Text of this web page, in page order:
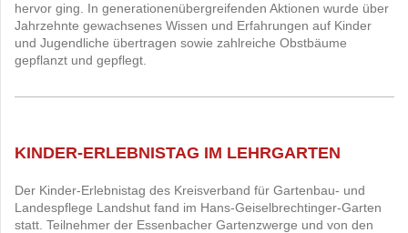
hervor ging. In generationenübergreifenden Aktionen wurde über
Jahrzehnte gewachsenes Wissen und Erfahrungen auf Kinder
und Jugendliche übertragen sowie zahlreiche Obstbäume
gepflanzt und gepflegt.
KINDER-ERLEBNISTAG IM LEHRGARTEN
Der Kinder-Erlebnistag des Kreisverband für Gartenbau- und
Landespflege Landshut fand im Hans-Geiselbrechtinger-Garten
statt. Teilnehmer der Essenbacher Gartenzwerge und von den